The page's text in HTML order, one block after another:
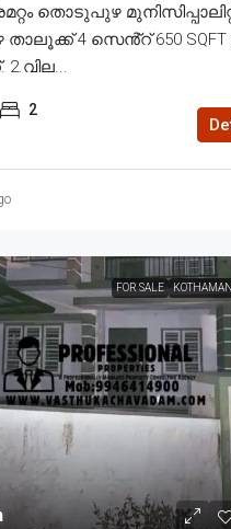
തൊടുപുഴ
4 സെൻ്റ് 650 SQFT
2
FOR SALE